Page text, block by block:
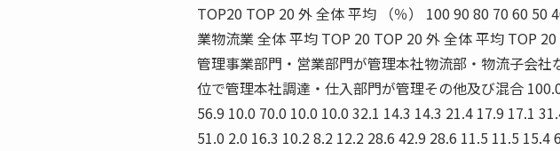
TOP20 TOP 20 外 全体 平均 （％） 100 90 80 70 60 50
業物流業 全体 平均 TOP 20 TOP 20 外 全体 平均 TOP
管理事業部門・営業部門が管理本社物流部・物流子会
位で管理本社調達・仕入部門が管理その他及び混合
56.9 10.0 70.0 10.0 10.0 32.1 14.3 14.3 21.4 17.9 17.1
51.0 2.0 16.3 10.2 8.2 12.2 28.6 42.9 28.6 11.5 11.5